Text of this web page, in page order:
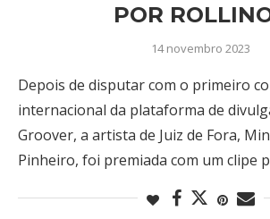
POR
14 novembro 2023
Depois de disputar com o primeiro
internacional da plataforma de
Groover, a artista de Juiz de Fora,
Pinheiro, foi premiada com um clipe